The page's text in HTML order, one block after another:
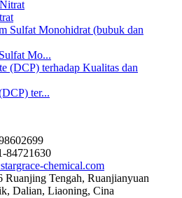
Mo...
ter...
84721630
chemical.com
Ruanjing Tengah, Ruanjianyuan
Dalian, Liaoning, Cina